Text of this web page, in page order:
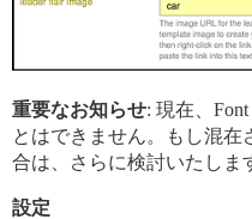
重要なお知らせ: 現在、
とはできません。もし混
合は、さらに検討いたしま
設定